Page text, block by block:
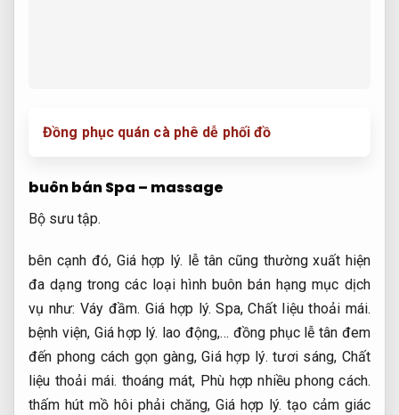
Đồng phục quán cà phê dễ phối đồ
buôn bán Spa – massage
Bộ sưu tập.
bên cạnh đó,Giá hợp lý. lễ tân cũng thường xuất hiện
đa dạng trong các loại hình buôn bán hạng mục dịch
vụ như: Váy đầm. Giá hợp lý. Spa,Chất liệu thoải mái.
bệnh viện, Giá hợp lý. lao động,… đồng phục lễ tân đem
đến phong cách gọn gàng,Giá hợp lý. tươi sáng, Chất
liệu thoải mái. thoáng mát, Phù hợp nhiều phong cách.
thấm hút mồ hôi phải chăng, Giá hợp lý. tạo cảm giác